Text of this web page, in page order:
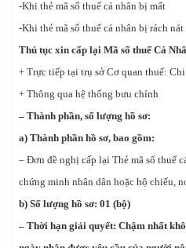
-Khi thẻ mã số thuế cá nhân bị mất
-Khi thẻ mã số thuế cá nhân bị rách nát
Thủ tục xin cấp lại Mã số thuế Cá
+ Trực tiếp tại trụ sở Cơ quan thuế: Chi
+ Thông qua hệ thống bưu chính
– Thành phần, số lượng hồ sơ:
a) Thành phần hồ sơ, bao gồm:
– Đơn đề nghị cấp lại Thẻ mã số thuế
chứng minh nhân dân hoặc hộ chiếu,
b) Số lượng hồ sơ: 01 (bộ)
– Thời hạn giải quyết: Chậm nhất